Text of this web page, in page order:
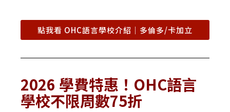
點我看 OHC語言學校介紹｜多倫多/卡加立
2026 學費特惠！OHC語言
學校不限周數75折